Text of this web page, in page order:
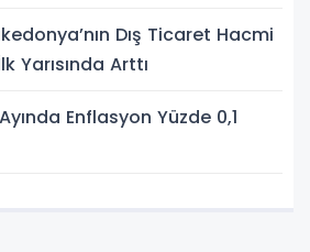
Dış Ticaret Hacmi
Yarısında Arttı
Enflasyon Yüzde 0,1